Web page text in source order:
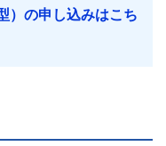
）の申し込みはこち